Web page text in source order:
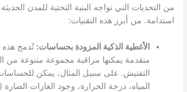
من التحديات التي تواجه البنية التحتية للمدن
استدامة. من أبرز هذه التقنيات:
الأغطية الذكية المزودة بحساسات: تُدمج
متقدمة يمكنها مراقبة مجموعة متنوعة من
التفتيش. على سبيل المثال، يمكن
المياه، درجة الحرارة، وجود الغازات الضارة